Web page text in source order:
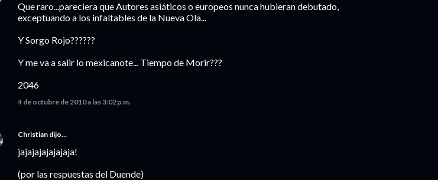
Que raro...pareciera que Autores asiáticos o europeos nunca hubieran debutado,
exceptuando a los infaltables de la Nueva Ola...
Y Sorgo Rojo??????
Y me va a salir lo mexicanote... Tiempo de Morir???
2046
4 de octubre de 2010 a las 3:02 p.m.
Christian dijo…
jajajajajajajaja!
(por las respuestas del Duende)